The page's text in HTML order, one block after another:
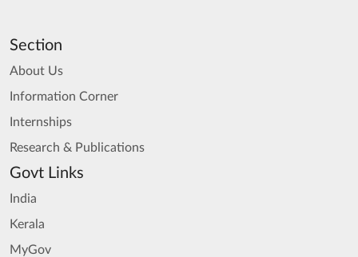
Section
About Us
Information Corner
Internships
Research & Publications
Govt Links
India
Kerala
MyGov